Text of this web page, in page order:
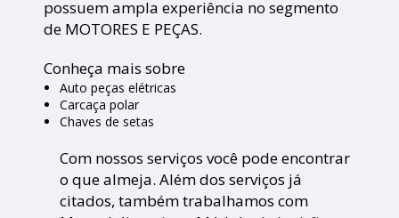
possuem ampla experiência no segmento
de MOTORES E PEÇAS.
Conheça mais sobre
Auto peças elétricas
Carcaça polar
Chaves de setas
Com nossos serviços você pode encontrar
o que almeja. Além dos serviços já
citados, também trabalhamos com